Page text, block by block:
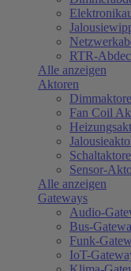
RTR-
Alle anzeigen
Aktoren
Fan Coil
Sensor-
Alle anzeigen
Gateways
Audio-
Bus-
Funk-
IoT-